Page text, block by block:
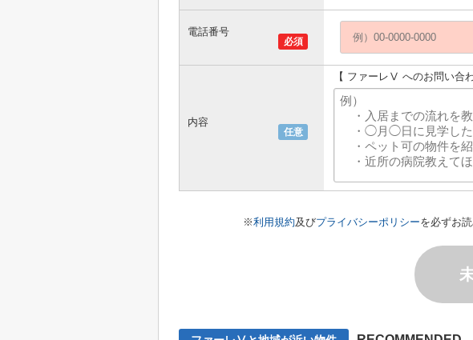
必須
電話番号
任意
内容
【 ファーレⅤ へのお問い合わ
※利用規約及びプライバシーポリシーを必ずお